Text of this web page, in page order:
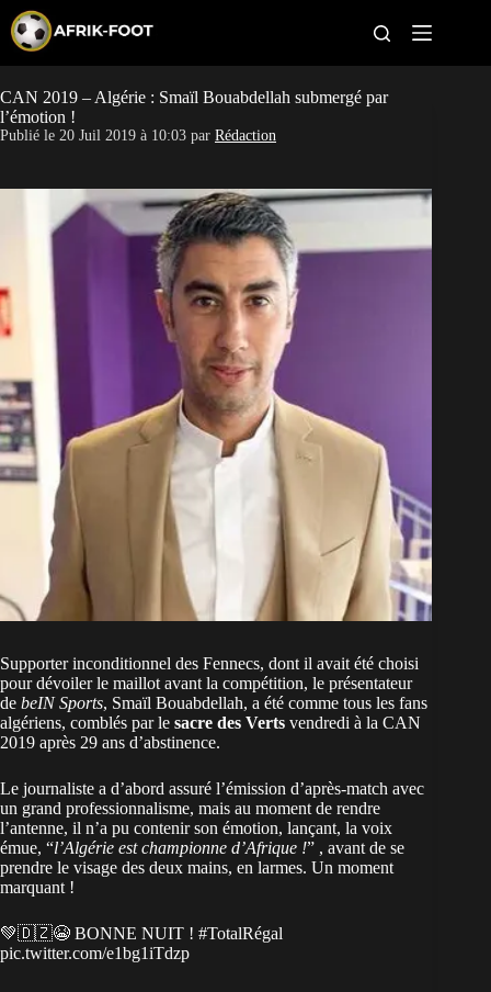
p
o
c
o
t
CAN féminine
Pays
Clubs
Classement
Paris sportifs
CAN 2019 – Algérie : Smaïl Bouabdellah submergé par
l’émotion !
Publié le 20 Juil 2019 à 10:03 par Rédaction
Supporter inconditionnel des Fennecs, dont il avait été choisi
pour dévoiler le maillot avant la compétition, le présentateur
de beIN Sports, Smaïl Bouabdellah, a été comme tous les fans
algériens, comblés par le sacre des Verts vendredi à la CAN
2019 après 29 ans d’abstinence.
Le journaliste a d’abord assuré l’émission d’après-match avec
un grand professionnalisme, mais au moment de rendre
l’antenne, il n’a pu contenir son émotion, lançant, la voix
émue, “l’Algérie est championne d’Afrique !” , avant de se
prendre le visage des deux mains, en larmes. Un moment
marquant !
💚🇩🇿😭 BONNE NUIT ! #TotalRégal
pic.twitter.com/e1bg1iTdzp